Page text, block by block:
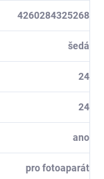
4260284325268
šedá
24
24
ano
pro fotoaparát